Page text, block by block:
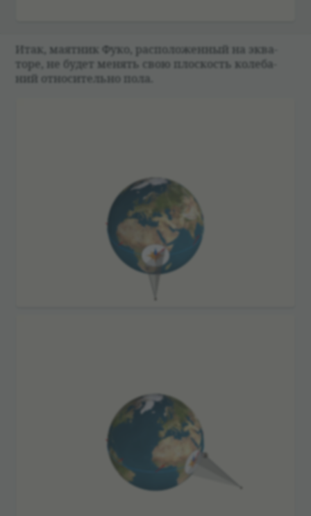
Итак, маят­ник Фуко, рас­по­ложен­ный на эква­
торе, не будет менять свою плос­кость коле­ба­
ний отно­си­тельно пола.